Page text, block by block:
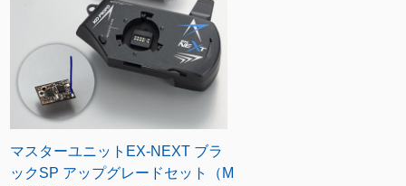
マスターユニットEX-NEXT ブラ
ックSP アップグレードセット（M